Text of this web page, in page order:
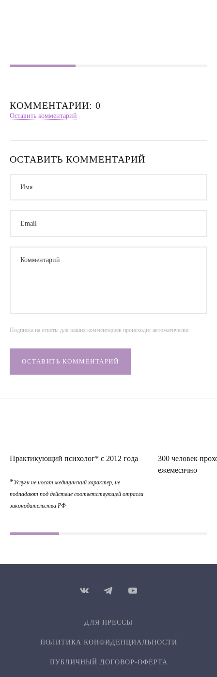
КОММЕНТАРИИ: 0
Оставить комментарий
ОСТАВИТЬ КОММЕНТАРИЙ
Имя
Email
Комментарий
Подписка на ответы для ваших комментариев происходит автоматически
ОСТАВИТЬ КОММЕНТАРИЙ
Интервью
Практикующий психолог* с 2012 года
*Услуги не носят медицинский характер, не
подпадают под действие соответствующей отрасли
законодательства РФ
300 человек
ежемесячно
ДЛЯ ПРЕССЫ
ПОЛИТИКА КОНФИДЕН­ЦИ­АЛЬ­НОСТИ
ПУБЛИЧНЫЙ ДОГОВОР-ОФЕРТА